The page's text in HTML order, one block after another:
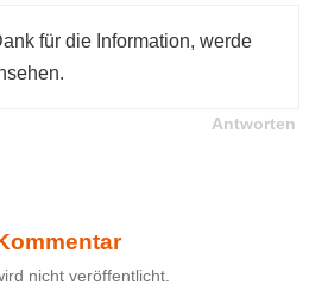
für die Information, werde
Antworten
nicht veröffentlicht.